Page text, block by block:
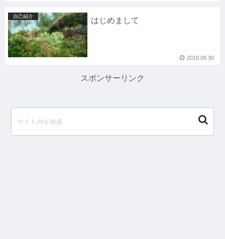
自己紹介 はじめまして
2019.09.30
スポンサーリンク